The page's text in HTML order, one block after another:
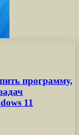
программу,
11